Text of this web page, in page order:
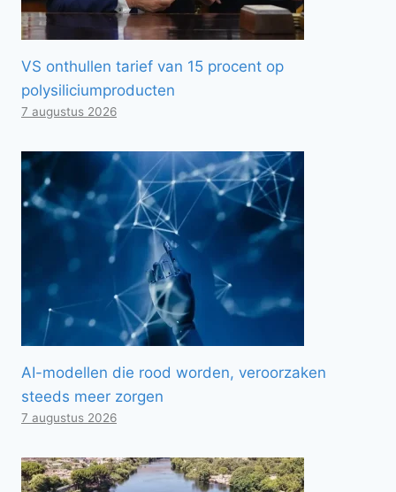
VS onthullen tarief van 15 procent op
polysiliciumproducten
7 augustus 2026
AI-modellen die rood worden, veroorzaken
steeds meer zorgen
7 augustus 2026